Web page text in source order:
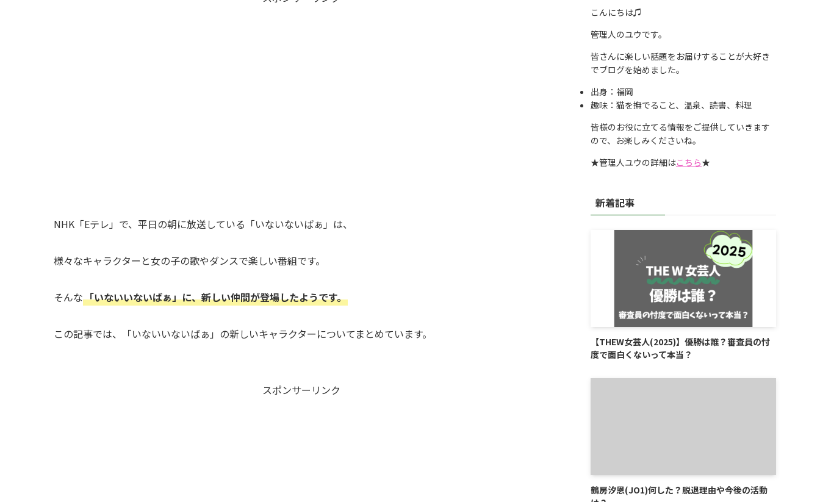
NHK「Eテレ」で、平日の朝に放送している「いないないばぁ」は、
様々なキャラクターと女の子の歌やダンスで楽しい番組です。
そんな「いないいないばぁ」に、新しい仲間が登場したようです。
この記事では、「いないいないばぁ」の新しいキャラクターについてまとめています。
スポンサーリンク
こんにちは♫
管理人のユウです。
皆さんに楽しい話題をお届けすることが大好き
でブログを始めました。
出身：福岡
趣味：猫を撫でること、温泉、読書、料理
皆様のお役に立てる情報をご提供していきます
ので、お楽しみくださいね。
★管理人ユウの詳細はこちら★
新着記事
【THEW女芸人(2025)】優勝は誰？審査員の忖
度で面白くないって本当？
鶴房汐恩(JO1)何した？脱退理由や今後の活動